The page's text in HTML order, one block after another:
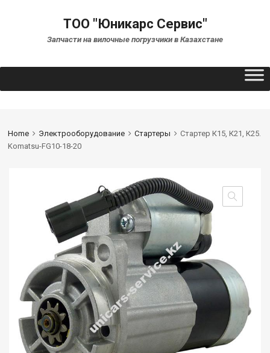
ТОО "Юникарс Сервис"
Запчасти на вилочные погрузчики в Казахстане
Home Электрооборудование Стартеры
Стартер К15, К21, К25.
Komatsu-FG10-18-20